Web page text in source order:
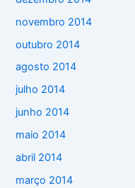
novembro 2014
outubro 2014
agosto 2014
julho 2014
junho 2014
maio 2014
abril 2014
março 2014